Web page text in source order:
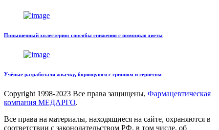
Повышенный холестерин: способы снижения с помощью диеты
Учёные разработали жвачку, борющуюся с гриппом и герпесом
Copyright 1998-2023 Все права защищены, Фармацевтическая
компания МЕДАРГО.
Все права на материалы, находящиеся на сайте, охраняются в
соответствии с законодательством РФ, в том числе, об